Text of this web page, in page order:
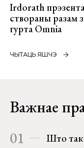
Irdorath
створаны разам
гурта Omnia
ЧЫТАЦЬ ЯШЧЭ
Важнае
01 Што